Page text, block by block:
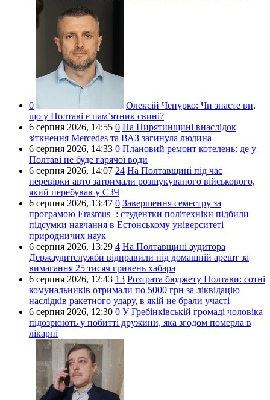
0 Олексій Чепурко: Чи знаєте ви,
що у Полтаві є пам’ятник свині?
6 серпня 2026, 14:55 0 На Пирятинщині внаслідок
зіткнення Mercedes та ВАЗ загинула людина
6 серпня 2026, 14:33 0 Плановий ремонт котелень: де у
Полтаві не буде гарячої води
6 серпня 2026, 14:07 24 На Полтавщині під час
перевірки авто затримали розшукуваного військового,
який перебував у СЗЧ
6 серпня 2026, 13:47 0 Завершення семестру за
програмою Erasmus+: студентки політехніки підбили
підсумки навчання в Естонському університеті
природничих наук
6 серпня 2026, 13:29 4 На Полтавщині аудитора
Держаудитслужби відправили під домашній арешт за
вимагання 25 тисяч гривень хабара
6 серпня 2026, 12:43 13 Розтрата бюджету Полтави: сотні
комунальників отримали по 5000 грн за ліквідацію
наслідків ракетного удару, в якій не брали участі
6 серпня 2026, 12:30 0 У Гребінківській громаді чоловіка
підозрюють у побитті дружини, яка згодом померла в
лікарні